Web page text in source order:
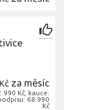
Kč za měsíc
Kč, kauce:
68.990
Kč